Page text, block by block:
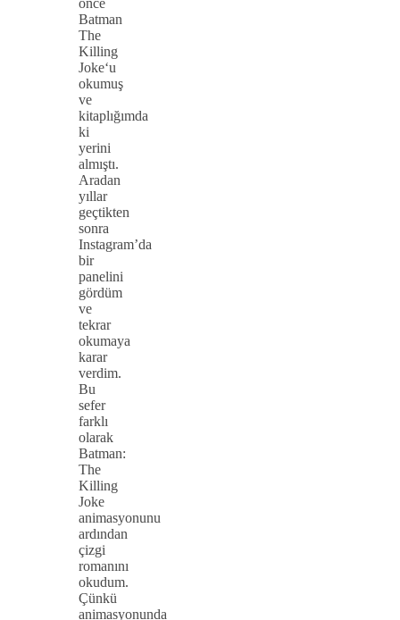
önce
Batman
The
Killing
Joke‘u
okumuş
ve
kitaplığımda
ki
yerini
almıştı.
Aradan
yıllar
geçtikten
sonra
Instagram’da
bir
panelini
gördüm
ve
tekrar
okumaya
karar
verdim.
Bu
sefer
farklı
olarak
Batman:
The
Killing
Joke
animasyonunu
ardından
çizgi
romanını
okudum.
Çünkü
animasyonunda